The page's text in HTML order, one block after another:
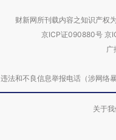
财新网所刊载内容之知识产权
京ICP证090880号 京
广
违法和不良信息举报电话（涉网
关于我